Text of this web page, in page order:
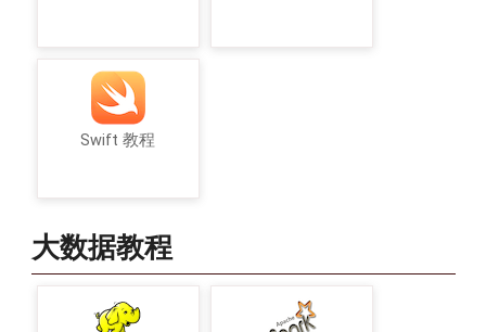
Swift 教程
大数据教程